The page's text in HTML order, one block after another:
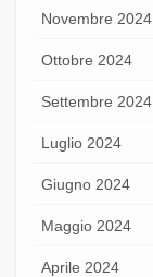
Novembre 2024
Ottobre 2024
Settembre 2024
Luglio 2024
Giugno 2024
Maggio 2024
Aprile 2024